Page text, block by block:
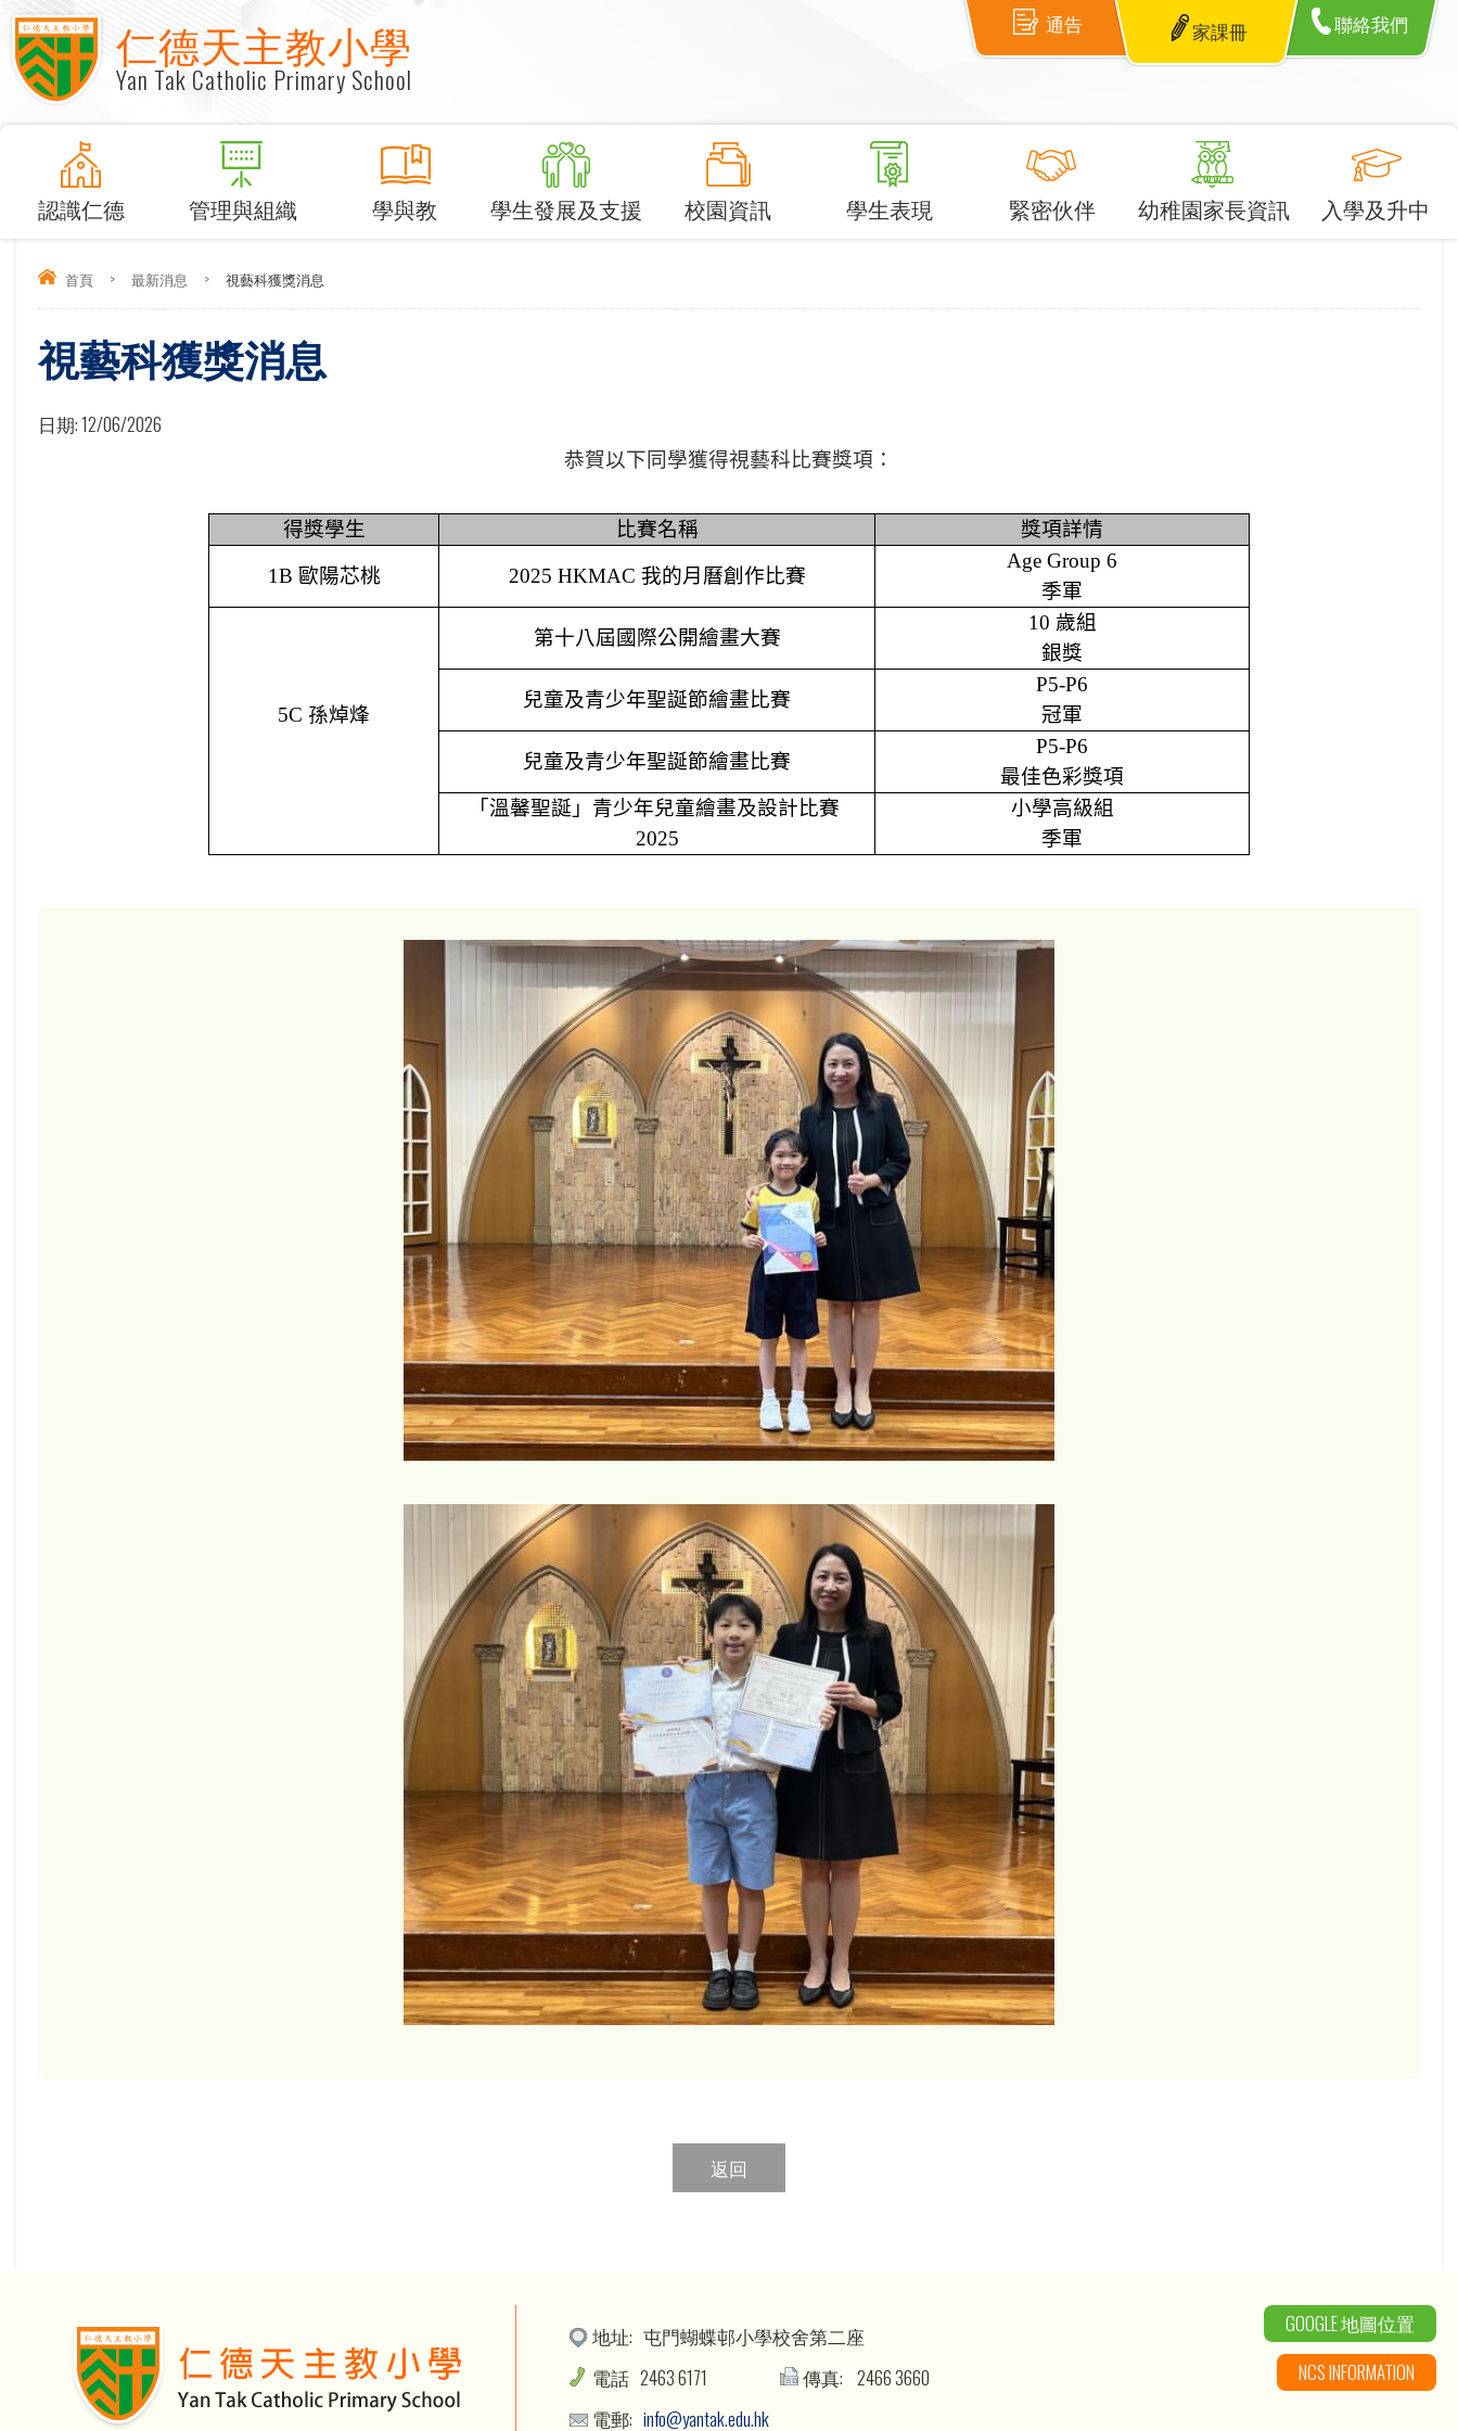
仁德天主教小學
Yan Tak Catholic Primary School
通告 家課冊 聯絡我們
認識仁德 管理與組織 學與教 學生發展及支援 校園資訊 學生表現 緊密伙伴 幼稚園家長資訊 入學及升中
首頁 > 最新消息 > 視藝科獲獎消息
視藝科獲獎消息
日期:12/06/2026
恭賀以下同學獲得視藝科比賽獎項 ：
得獎學生 比賽名稱 獎項詳情
1B 歐陽芯桃 2025 HKMAC 我的月曆創作比賽
Age Group 6
季軍
5C 孫焯烽
第十八屆國際公開繪畫大賽
10 歲組
銀獎
兒童及青少年聖誕節繪畫比賽
P5-P6
冠軍
兒童及青少年聖誕節繪畫比賽
P5-P6
最佳色彩獎項
「溫馨聖誕」青少年兒童繪畫及設計比賽
2025
小學高級組
季軍
返回
地址: 屯門蝴蝶邨小學校舍第二座
電話 2463 6171 傳真: 2466 3660
電郵: info@yantak.edu.hk
GOOGLE 地圖位置
NCS INFORMATION